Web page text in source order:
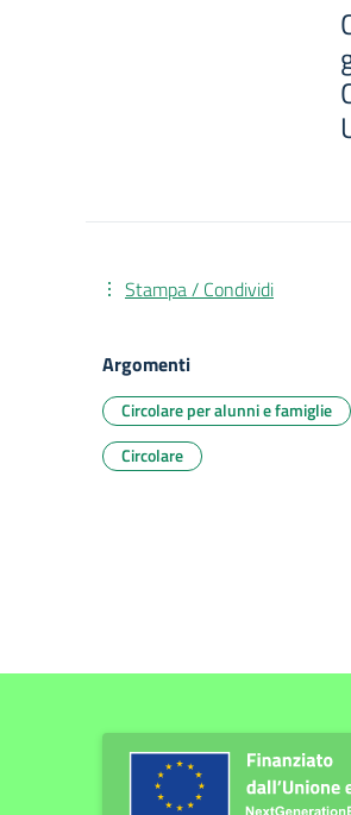
Stampa / Condividi
Argomenti
Circolare per alunni e famiglie
Circolare